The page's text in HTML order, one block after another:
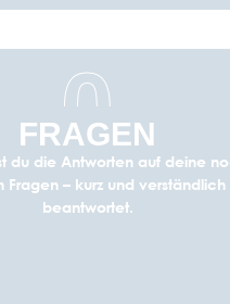
0
FRAGEN
du die Antworten auf deine
Fragen – kurz und verständlich
beantwortet.